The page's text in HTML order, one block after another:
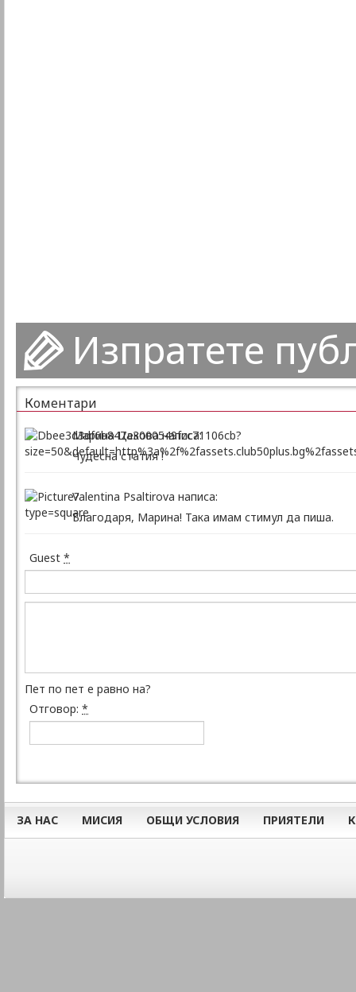
Изпратете
Коментари
Марина Цекова написа:
Чудесна статия !
Valentina Psaltirova написа:
Благодаря, Марина! Така имам стимул да пиша.
Guest *
Пет по пет е равно на?
Отговор: *
ЗА НАС МИСИЯ ОБЩИ УСЛОВИЯ ПРИЯТЕЛИ